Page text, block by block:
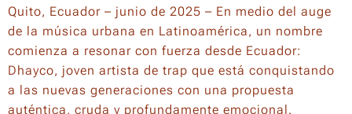
Quito, Ecuador – junio de 2025 – En medio del auge
de la música urbana en Latinoamérica, un nombre
comienza a resonar con fuerza desde Ecuador:
Dhayco, joven artista de trap que está conquistando
a las nuevas generaciones con una propuesta
auténtica, cruda y profundamente emocional.